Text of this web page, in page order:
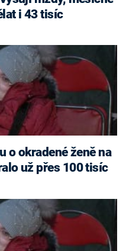
i 43 tisíc
už přes 100 tisíc